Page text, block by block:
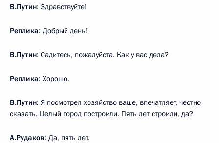
В.Путин: Здравствуйте!
Реплика: Добрый день!
В.Путин: Садитесь, пожалуйста. Как у вас дела?
Реплика: Хорошо.
В.Путин: Я посмотрел хозяйство ваше, впечатляет, честно
сказать. Целый город построили. Пять лет строили, да?
А.Рудаков: Да, пять лет.